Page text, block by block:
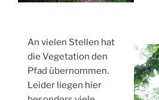
An vielen Stellen hat
die Vegetation den
Pfad übernommen.
Leider liegen hier